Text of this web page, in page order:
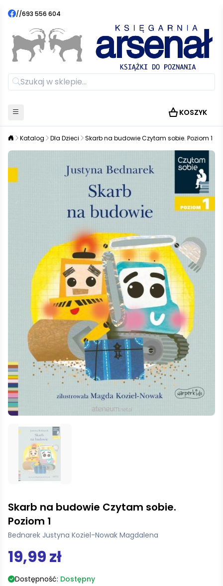
//693 556 604
KOSZYK
Katalog Dla Dzieci Skarb na budowie Czytam sobie. Poziom 1
Skarb na budowie Czytam sobie.
Poziom 1
Bednarek Justyna Koziel-Nowak Magdalena
19,99 zł
Dostępność: Dostępny